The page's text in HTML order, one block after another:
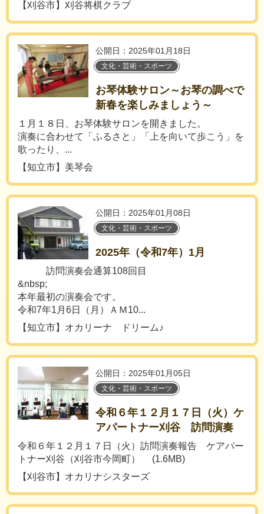
【刈谷市】刈谷将棋クラブ
公開日：2025年01月18日
文化・芸術・スポーツ
お琴体験サロン～お琴の調べで
新春を楽しみましょう～
１月１８日、お琴体験サロンを開きました。
演奏に合わせて「ふるさと」「上を向いて歩こう」を
歌ったり、...
【知立市】美琴会
公開日：2025年01月08日
文化・芸術・スポーツ
2025年（令和7年）1月
訪問演奏会通算108回目
&nbsp;
本年最初の演奏会です。
令和7年1月6日（月）ＡＭ10...
【知立市】オカリーナ ドリーム♪
公開日：2025年01月05日
文化・芸術・スポーツ
令和６年１２月１７日（火）ケ
アパートナー刈谷 訪問演奏
令和６年１２月１７日（火）訪問演奏報告 ケアパー
トナー刈谷（刈谷市今岡町） (1.6MB)
【刈谷市】オカリナシスターズ